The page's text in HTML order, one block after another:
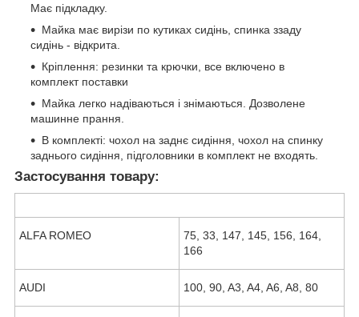
Має підкладку.
Майка має вирізи по кутиках сидінь, спинка ззаду
сидінь - відкрита.
Кріплення: резинки та крючки, все включено в
комплект поставки
Майка легко надіваються і знімаються. Дозволене
машинне прання.
В комплекті: чохол на заднє сидіння, чохол на спинку
заднього сидіння, підголовники в комплект не входять.
Застосування товару:
ALFA ROMEO
75, 33, 147, 145, 156, 164,
166
AUDI 100, 90, A3, A4, A6, A8, 80